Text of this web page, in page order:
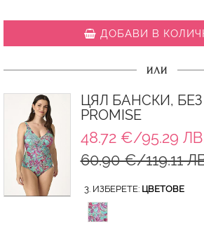
ДОБАВИ В
ИЛИ
ЦЯЛ БАНСКИ,
PROMISE
48.72 €/95.29
60.90 €/119.11
3. ИЗБЕРЕТЕ: ЦВЕТОВЕ